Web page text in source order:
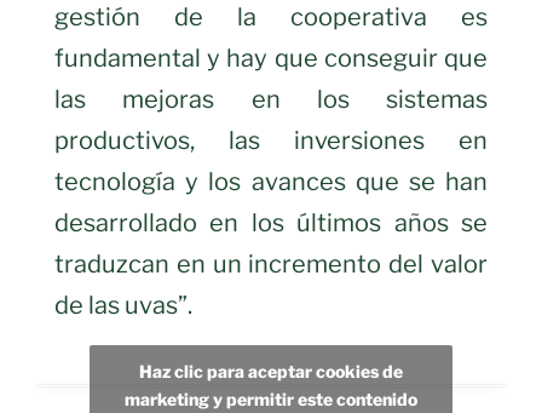
gestión de la cooperativa es
fundamental y hay que conseguir que
las mejoras en los sistemas
productivos, las inversiones en
tecnología y los avances que se han
desarrollado en los últimos años se
traduzcan en un incremento del valor
de las uvas”.
Haz clic para aceptar cookies de
marketing y permitir este contenido